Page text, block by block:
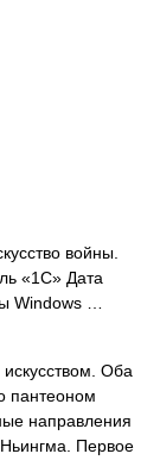
войны.
«1C» Дата
Windows …
Оба
пантеоном
направления
Первое